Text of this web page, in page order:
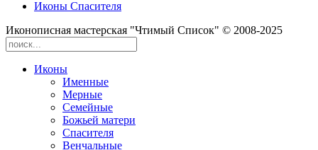
Иконы Спасителя
Иконописная мастерская "Чтимый Список" © 2008-2025
Иконы
Именные
Мерные
Семейные
Божьей матери
Спасителя
Венчальные